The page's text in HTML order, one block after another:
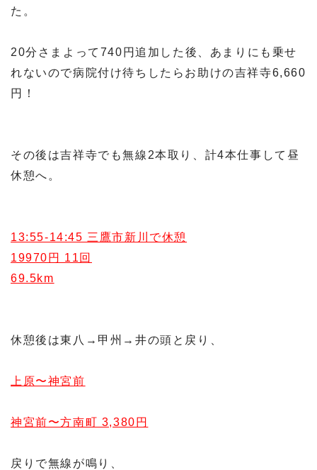
た。
20分さまよって740円追加した後、あまりにも乗せ
れないので病院付け待ちしたらお助けの吉祥寺6,660
円！
その後は吉祥寺でも無線2本取り、計4本仕事して昼
休憩へ。
13:55-14:45 三鷹市新川で休憩
19970円 11回
69.5km
休憩後は東八→甲州→井の頭と戻り、
上原〜神宮前
神宮前〜方南町 3,380円
戻りで無線が鳴り、